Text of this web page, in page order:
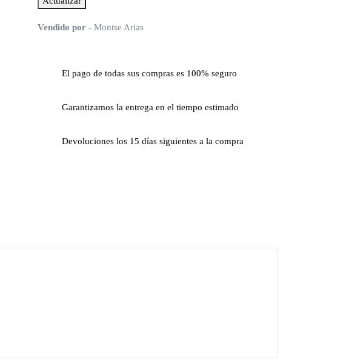
Vendido por - Montse Arias
El pago de todas sus compras es 100% seguro
Garantizamos la entrega en el tiempo estimado
Devoluciones los 15 días siguientes a la compra